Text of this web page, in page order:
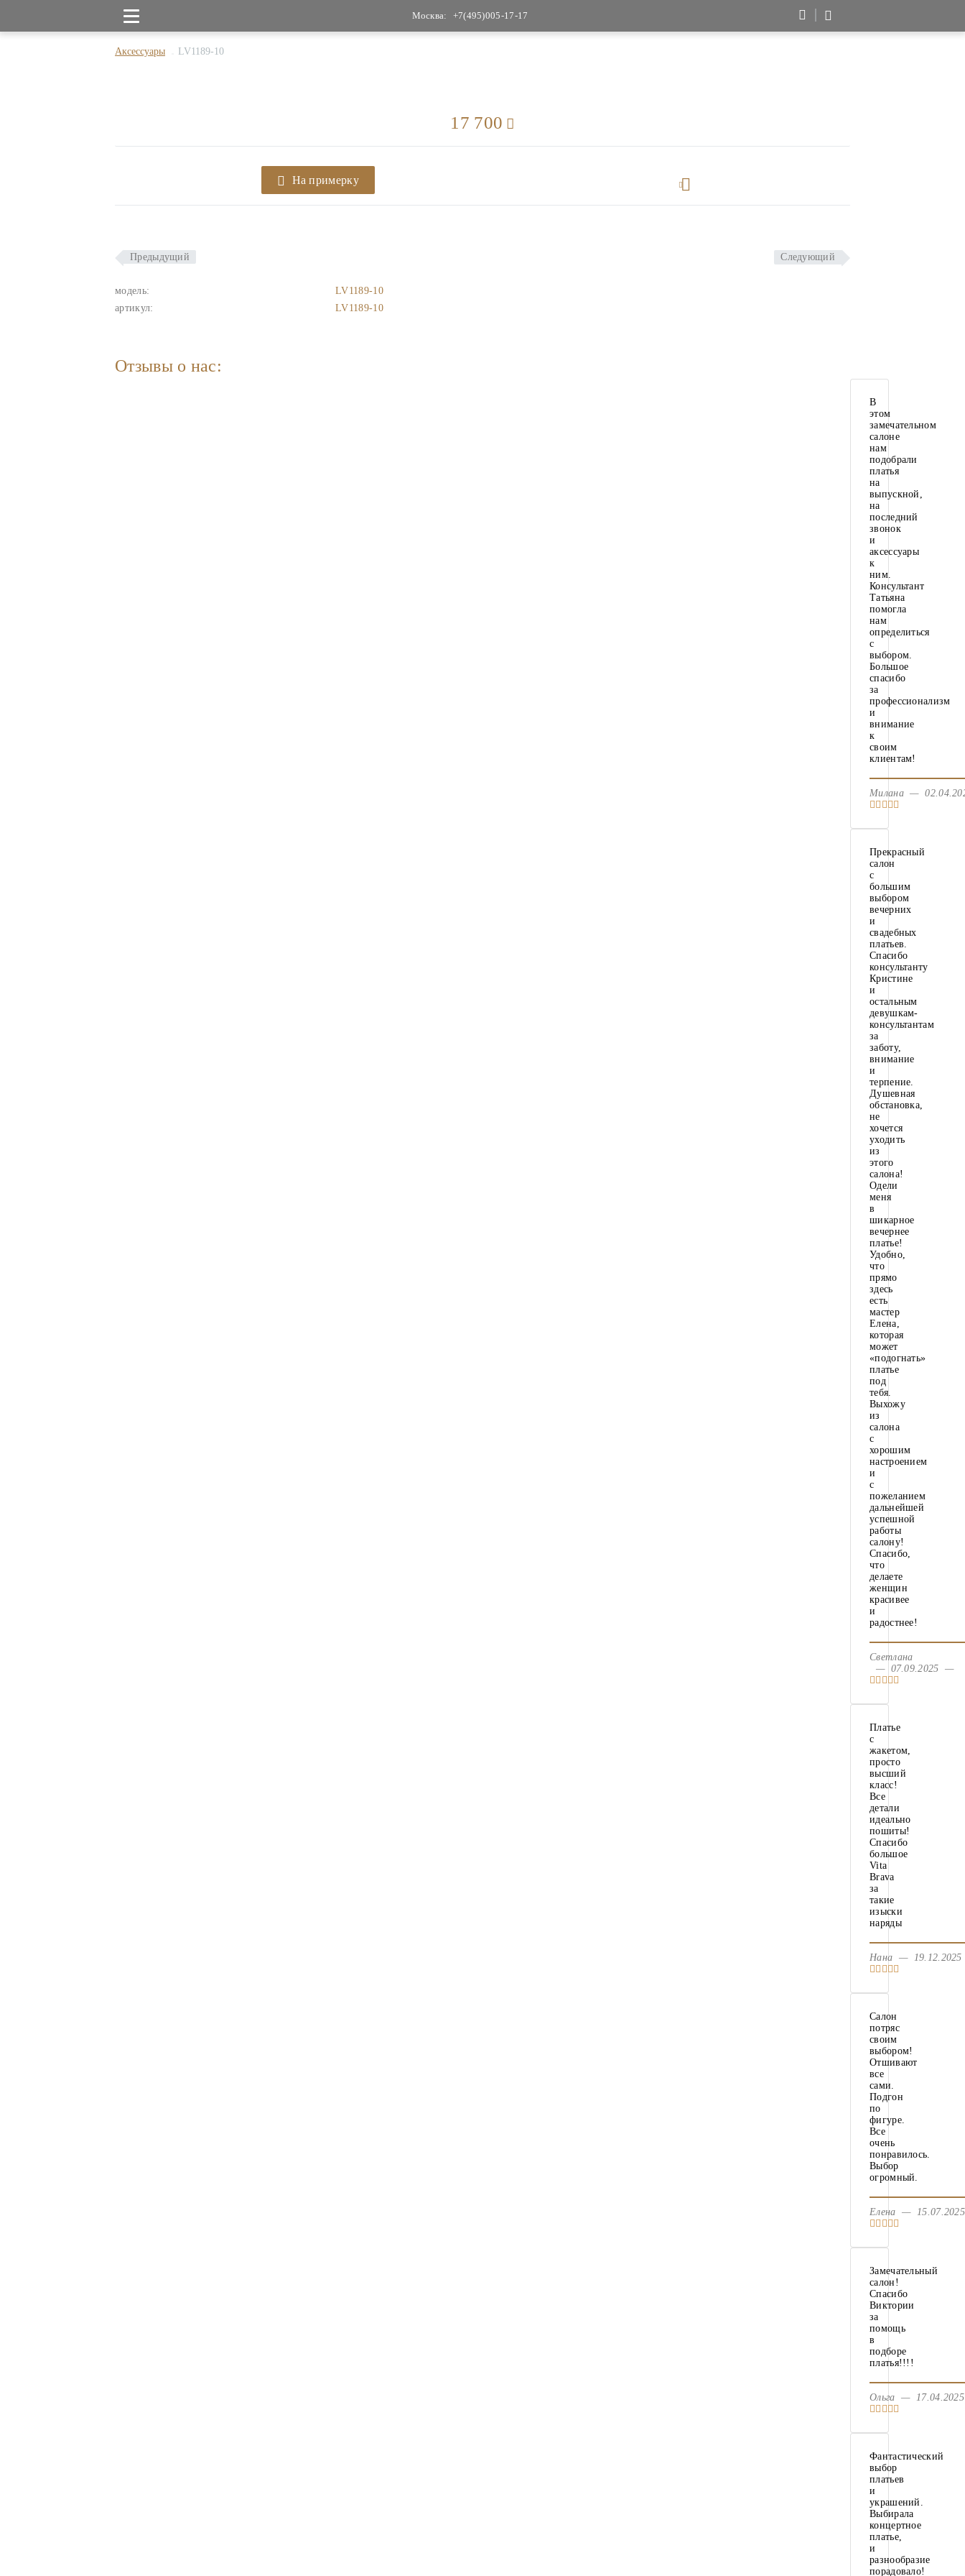
Москва: +7(495)005-17-17
Аксессуары LV1189-10
17 700
На примерку
Предыдущий Следующий
модель:
LV1189-10
артикул:
LV1189-10
Отзывы о нас:
В
этом
замечательном
салоне
нам
подобрали
платья
на
выпускной,
на
последний
звонок
и
аксессуары
к
ним.
Консультант
Татьяна
помогла
нам
определиться
с
выбором.
Большое
спасибо
за
профессионализм
и
внимание
к
своим
клиентам!
Милана —
Прекрасный
салон
с
большим
выбором
вечерних
и
свадебных
платьев.
Спасибо
консультанту
Кристине
и
остальным
девушкам-
консультантам
за
заботу,
внимание
и
терпение.
Душевная
обстановка,
не
хочется
уходить
из
этого
салона!
Одели
меня
в
шикарное
вечернее
платье!
Удобно,
что
прямо
здесь
есть
мастер
Елена,
которая
может
«подогнать»
платье
под
тебя.
Выхожу
из
салона
с
хорошим
настроением
и
с
пожеланием
дальнейшей
успешной
работы
салону!
Спасибо,
что
делаете
женщин
красивее
и
радостнее!
Светлана
— 07.09.2025 —
Платье
с
жакетом,
просто
высший
класс!
Все
детали
идеально
пошиты!
Спасибо
большое
Vita
Brava
за
такие
изыски
наряды
Нана —
Салон
потряс
своим
выбором!
Отшивают
все
сами.
Подгон
по
фигуре.
Все
очень
понравилось.
Выбор
огромный.
Елена —
Замечательный
салон!
Спасибо
Виктории
за
помощь
в
подборе
платья!!!!
Ольга —
Фантастический
выбор
платьев
и
украшений.
Выбирала
концертное
платье,
и
разнообразие
порадовало!